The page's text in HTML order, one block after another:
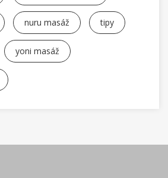
nuru masáž tipy
yoni masáž